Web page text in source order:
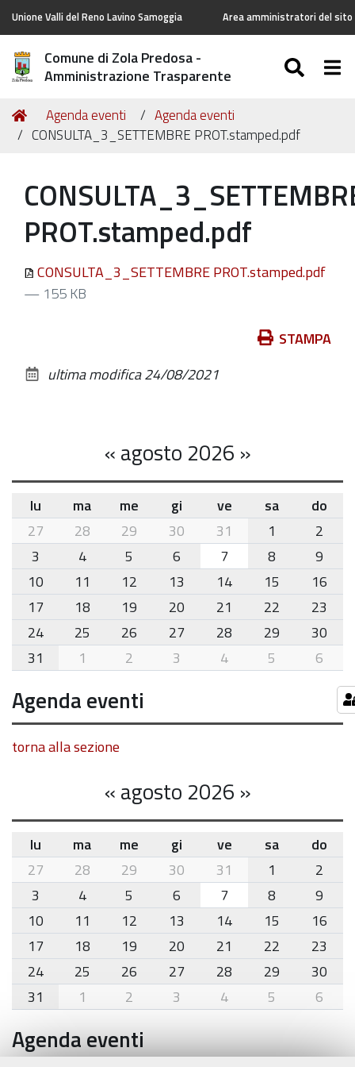
Unione Valli del Reno Lavino Samoggia Area amministratori del sito
Comune di Zola Predosa -
Amministrazione Trasparente
Tu
sei
Home
Agenda eventi
Agenda eventi
CONSULTA_3_SETTEMBRE PROT.stamped.pdf
PROT.stamped.pdf
CONSULTA_3_SETTEMBRE PROT.stamped.pdf
— 155 KB
documento
STAMPA
ultima modifica24/08/2021
«agosto 2026 »
month-
8
lu ma me gi ve sa
do
27
28 29 30 31 1
2
3
4 5 6 7 8
9
10
11 12 13 14 15
16
17
18 19 20 21 22
23
24
25 26 27 28 29
30
31
1 2 3 4 5 6
Agenda eventi
torna alla sezione
«agosto 2026 »
month-
8
lu ma me gi ve sa
do
27
28 29 30 31 1
2
3
4 5 6 7 8
9
10
11 12 13 14 15
16
17
18 19 20 21 22
23
24
25 26 27 28 29
30
31
1 2 3 4 5 6
Agenda eventi